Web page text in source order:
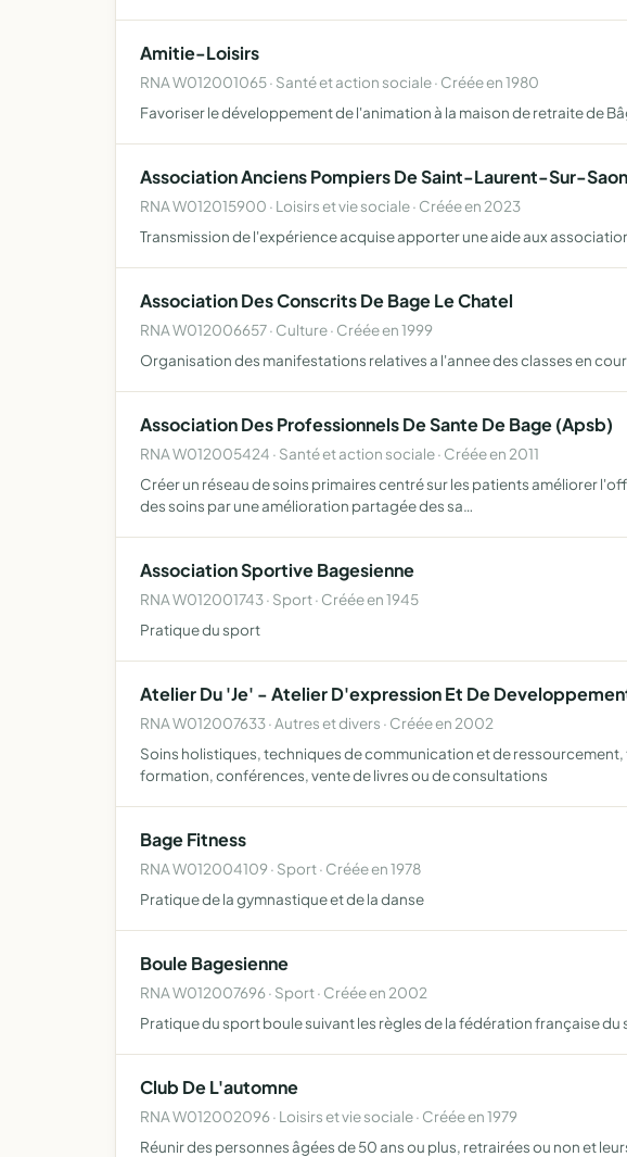
Amitie-Loisirs
RNA W012001065 · Santé et action sociale · Créée en 1980
Favoriser le développement de l'animation à la maison de retraite de
Association Anciens Pompiers De Saint-Laurent-Sur-
RNA W012015900 · Loisirs et vie sociale · Créée en 2023
Transmission de l'expérience acquise apporter une aide aux
Association Des Conscrits De Bage Le Chatel
RNA W012006657 · Culture · Créée en 1999
Organisation des manifestations relatives a l'annee des classes en
Association Des Professionnels De Sante De Bage (Apsb)
RNA W012005424 · Santé et action sociale · Créée en 2011
Créer un réseau de soins primaires centré sur les patients améliorer
des soins par une amélioration partagée des sa…
Association Sportive Bagesienne
RNA W012001743 · Sport · Créée en 1945
Pratique du sport
Atelier Du 'Je' - Atelier D'expression Et De
RNA W012007633 · Autres et divers · Créée en 2002
Soins holistiques, techniques de communication et de
formation, conférences, vente de livres ou de consultations
Bage Fitness
RNA W012004109 · Sport · Créée en 1978
Pratique de la gymnastique et de la danse
Boule Bagesienne
RNA W012007696 · Sport · Créée en 2002
Pratique du sport boule suivant les règles de la fédération française du
Club De L'automne
RNA W012002096 · Loisirs et vie sociale · Créée en 1979
Réunir des personnes âgées de 50 ans ou plus, retrairées ou non et